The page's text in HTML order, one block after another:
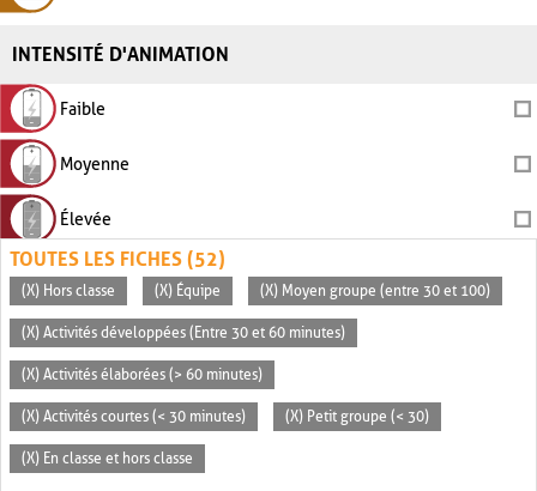
INTENSITÉ D'ANIMATION
Faible
Moyenne
Élevée
TOUTES LES FICHES (52)
(X) Hors classe (X) Équipe (X) Moyen groupe (entre 30 et 100)
(X) Activités développées (Entre 30 et 60 minutes)
(X) Activités élaborées (> 60 minutes)
(X) Activités courtes (< 30 minutes) (X) Petit groupe (< 30)
(X) En classe et hors classe